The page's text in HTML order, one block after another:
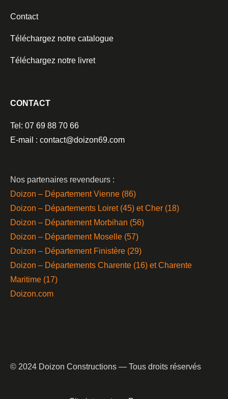
Contact
Téléchargez notre catalogue
Téléchargez notre livret
CONTACT
Tel: 07 69 88 70 66
E-mail : contact@doizon69.com
Nos partenaires revendeurs :
Doizon – Département Vienne (86)
Doizon – Départements Loiret (45) et Cher (18)
Doizon – Département Morbihan (56)
Doizon – Département Moselle (57)
Doizon – Département Finistère (29)
Doizon – Départements Charente (16) et Charente
Maritime (17)
Doizon.com
© 2024 Doizon Constructions — Tous droits réservés